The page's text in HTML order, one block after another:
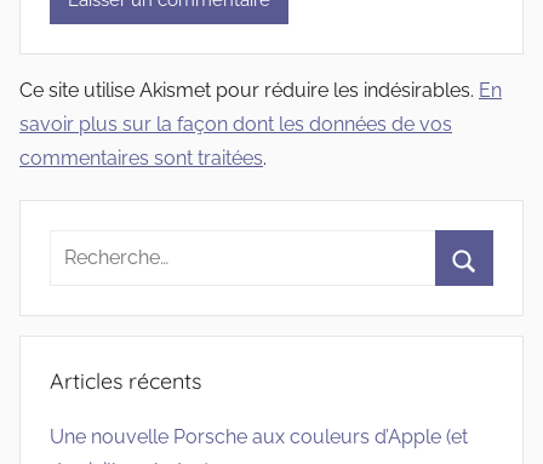
Ce site utilise Akismet pour réduire les indésirables. En
savoir plus sur la façon dont les données de vos
commentaires sont traitées.
Recherche
:
Articles récents
Une nouvelle Porsche aux couleurs d’Apple (et